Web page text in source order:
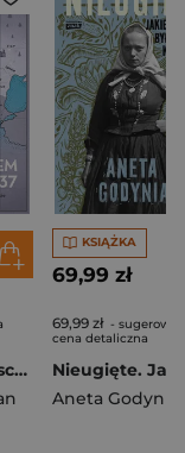
Rowerem na Wschód 1937
KSIĄŻKA
69,99 zł
69,99 zł -
cena detaliczna
Aneta Godynia